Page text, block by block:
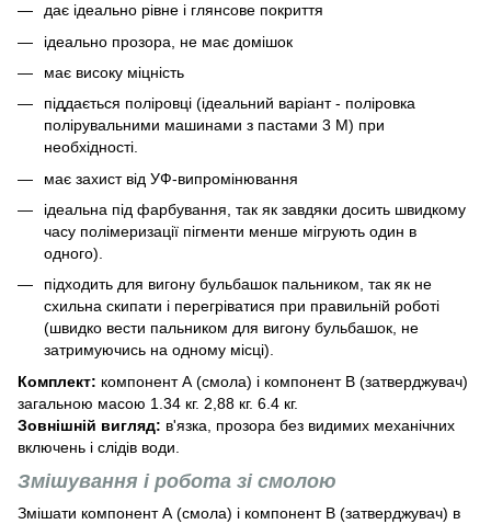
дає ідеально рівне і глянсове покриття
ідеально прозора, не має домішок
має високу міцність
піддається поліровці (ідеальний варіант - поліровка
полірувальними машинами з пастами 3 М) при
необхідності.
має захист від УФ-випромінювання
ідеальна під фарбування, так як завдяки досить швидкому
часу полімеризації пігменти менше мігрують один в
одного).
підходить для вигону бульбашок пальником, так як не
схильна скипати і перегріватися при правильній роботі
(швидко вести пальником для вигону бульбашок, не
затримуючись на одному місці).
Комплект: компонент А (смола) і компонент В (затверджувач)
загальною масою 1.34 кг. 2,88 кг. 6.4 кг.
Зовнішній вигляд: в'язка, прозора без видимих механічних
включень і слідів води.
Змішування і робота зі смолою
Змішати компонент А (смола) і компонент B (затверджувач) в